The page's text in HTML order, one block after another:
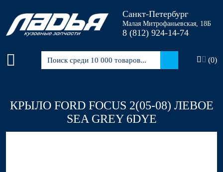
Санкт-Петербург
Малая Митрофаньевская, 18Б
8 (812)924-14-74
(0)
КРЫЛО FORD FOCUS 2(05-08) ЛЕВОЕ
SEA GREY 6DYE